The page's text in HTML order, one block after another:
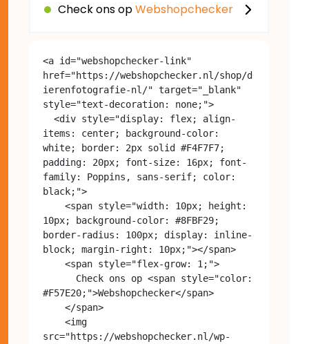
Check ons opWebshopchecker
<a id="webshopchecker-link"
href="https://webshopchecker.nl/shop/d
ierenfotografie-nl/" target="_blank"
style="text-decoration: none;">
items: center; background-color:
white; border: 2px solid #F4F7F7;
padding: 20px; font-size: 16px; font-
family: Poppins, sans-serif; color:
black;">
10px; background-color: #8FBF29;
border-radius: 100px; display: inline-
block; margin-right: 10px;"></span>
#F57E20;">Webshopchecker</span>
src="https://webshopchecker.nl/wp-